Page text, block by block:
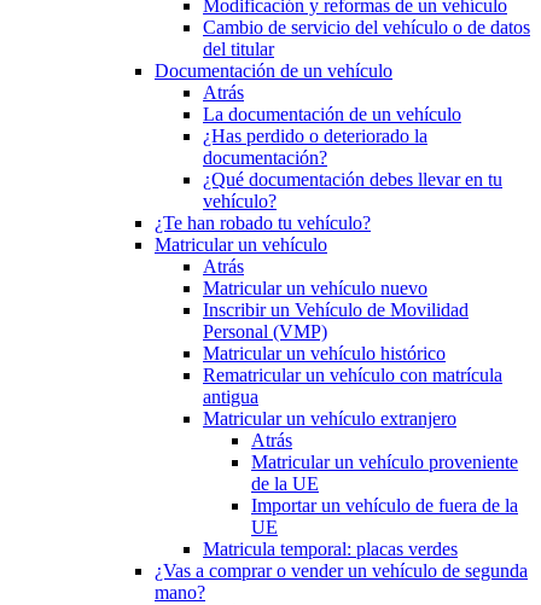
Modificación y reformas de un vehículo
Cambio de servicio del vehículo o de datos
del titular
Documentación de un vehículo
Atrás
La documentación de un vehículo
¿Has perdido o deteriorado la
documentación?
¿Qué documentación debes llevar en tu
vehículo?
¿Te han robado tu vehículo?
Matricular un vehículo
Atrás
Matricular un vehículo nuevo
Inscribir un Vehículo de Movilidad
Personal (VMP)
Matricular un vehículo histórico
Rematricular un vehículo con matrícula
antigua
Matricular un vehículo extranjero
Atrás
Matricular un vehículo proveniente
de la UE
Importar un vehículo de fuera de la
UE
Matricula temporal: placas verdes
¿Vas a comprar o vender un vehículo de segunda
mano?